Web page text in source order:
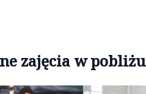
zajęcia w pobliżu